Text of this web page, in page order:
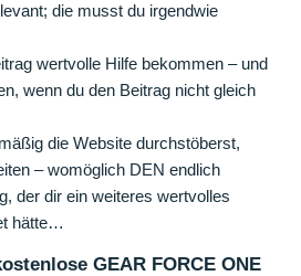
die musst du irgendwie
wertvolle Hilfe bekommen – und
wenn du den Beitrag nicht gleich
die Website durchstöberst,
– womöglich DEN endlich
der dir ein weiteres wertvolles
hätte…
GEAR FORCE ONE